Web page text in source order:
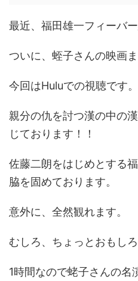
最近、福田雄一フィーバ
ついに、蛭子さんの映画
今回はHuluでの視聴です。
親分の仇を討つ漢の中の
じております！！
佐藤二朗をはじめとする
脇を固めております。
意外に、全然観れます。
むしろ、ちょっとおもしろ
1時間なので蛯子さんの名